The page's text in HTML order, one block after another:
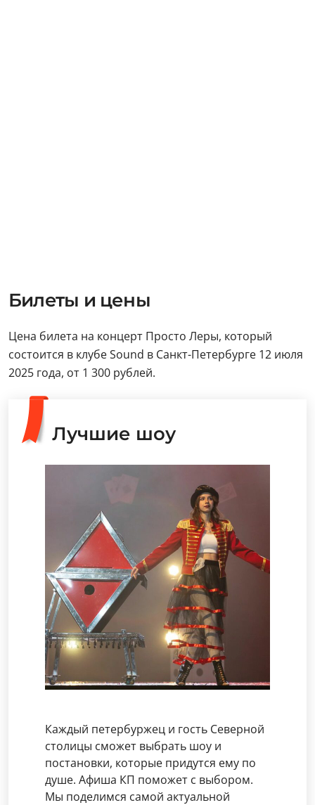
Билеты и цены
Цена билета на концерт Просто Леры, который
состоится в клубе Sound в Санкт-Петербурге 12 июля
2025 года, от 1 300 рублей.
Лучшие шоу
Каждый петербуржец и гость Северной
столицы сможет выбрать шоу и
постановки, которые придутся ему по
душе. Афиша КП поможет с выбором.
Мы поделимся самой актуальной